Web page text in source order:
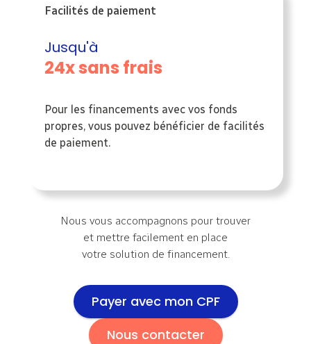
Facilités de paiement
Jusqu'à
24x sans frais
Pour les financements avec vos fonds
propres, vous pouvez bénéficier de facilités
de paiement.
Nous vous accompagnons pour trouver
et mettre facilement en place
votre solution de financement.
Nous contacter
Payer avec mon CPF